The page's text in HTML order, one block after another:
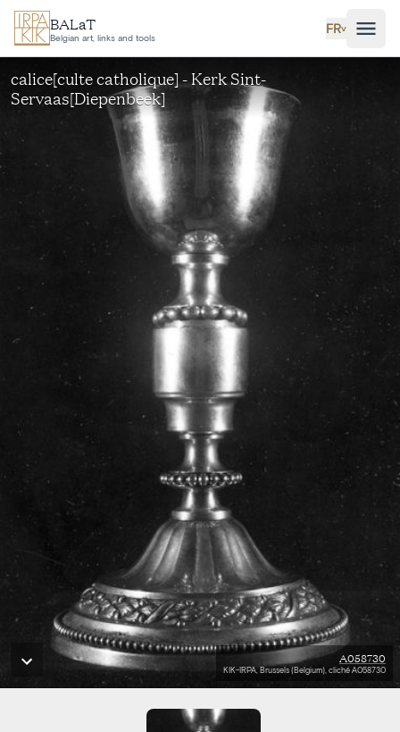
Aller au contenu principal
BALaT
Belgian art, links and tools
FR˅
calice[culte catholique] - Kerk Sint-
Servaas[Diepenbeek]
A058730
KIK-IRPA, Brussels (Belgium), cliché A058730